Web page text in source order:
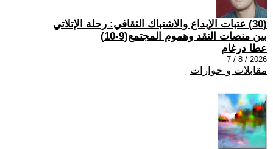
(30) عتبات الإبداع والاشتباك الثقافي: رحلة الإتلاتي
بين منصات النقد وهموم المجتمع(9-10)
عطا درغام
2026 / 8 / 7
مقابلات و حوارات